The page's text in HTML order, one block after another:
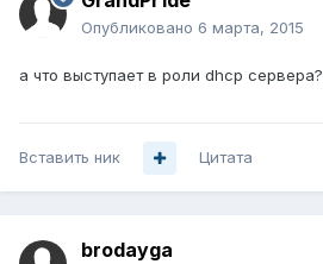
Опубликовано 6 марта, 2015
а что выступает в роли dhcp сервера?
Вставить ник Цитата
brodayga